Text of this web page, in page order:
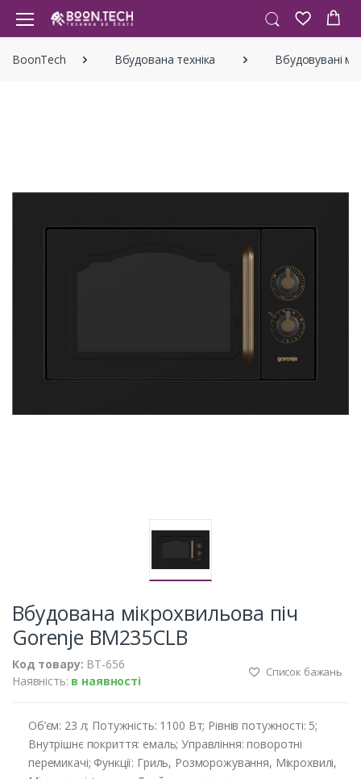
BoonTech Вбудована техніка Вбудовувані
Вбудована мікрохвильова піч
Gorenje BM235CLB
Код товару: BT-656
Наявність: в наявності
Список бажань
Об’єм: 23 л; Потужність: 1100 Вт; Рівнів потужності: 5;
Внутрішнє покриття: емаль; Управління: поворотні
перемикачі; Функції: Гриль, Розморожування, Мікрохвилі,